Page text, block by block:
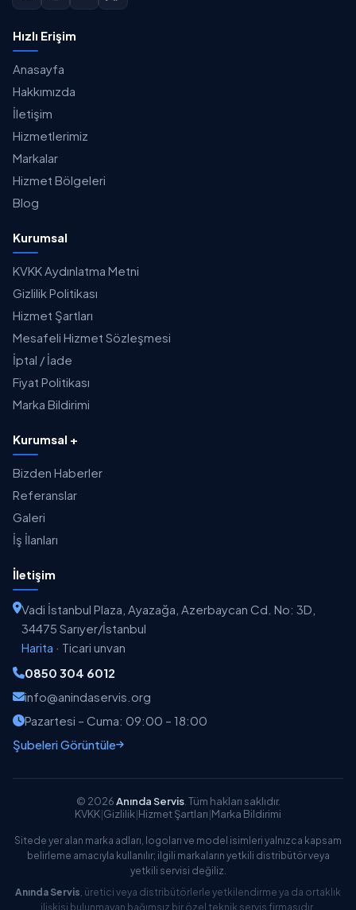
Hızlı Erişim
Anasayfa
Hakkımızda
İletişim
Hizmetlerimiz
Markalar
Hizmet Bölgeleri
Blog
Kurumsal
KVKK Aydınlatma Metni
Gizlilik Politikası
Hizmet Şartları
Mesafeli Hizmet Sözleşmesi
İptal / İade
Fiyat Politikası
Marka Bildirimi
Kurumsal +
Bizden Haberler
Referanslar
Galeri
İş İlanları
İletişim
Vadi İstanbul Plaza, Ayazağa, Azerbaycan Cd. No: 3D,
34475 Sarıyer/İstanbul
Harita · Ticari unvan
0850 304 6012
info@anindaservis.org
Pazartesi – Cuma: 09:00 – 18:00
Şubeleri Görüntüle
© 2026Anında Servis. Tüm hakları saklıdır.
KVKK|Gizlilik|Hizmet Şartları|Marka Bildirimi
Sitede yer alan marka adları, logoları ve model isimleri yalnızca kapsam
belirleme amacıyla kullanılır; ilgili markaların yetkili distribütör veya
yetkili servisi değiliz.
Anında Servis , üretici veya distribütörlerle yetkilendirme ya da ortaklık
ilişkisi bulunmayan bağımsız bir özel teknik servis firmasıdır.